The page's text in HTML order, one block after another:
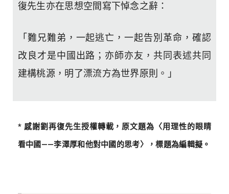
復先生亦在思想空間寫下悼念之辭：
「難兄難弟，一起逃亡，一起告別革命，確認
改良才是中國出路；亦師亦友，共同表述共同
建構桃源，明了漂流方為世界原則。」
* 感謝劉再復先生授權轉載，原文題為 〈用理性的眼睛
看中國——李澤厚和他對中國的思考〉，標題為編輯擬。